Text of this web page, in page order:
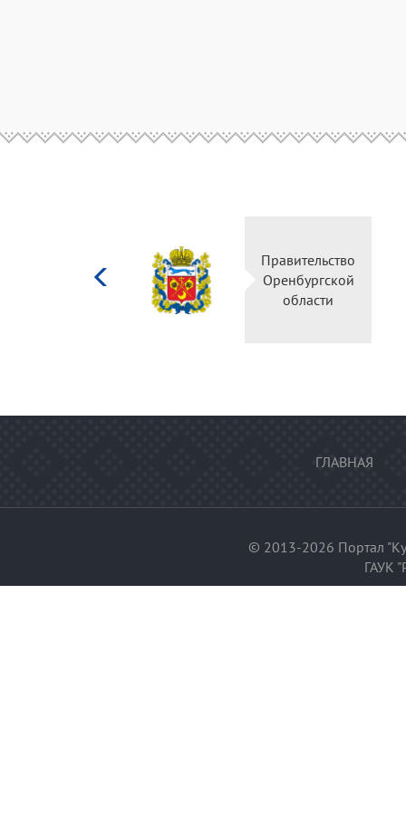
Российской
Правительство
Оренбургской
области
ГЛАВНАЯ
© 2013-2026 Портал
ГАУК